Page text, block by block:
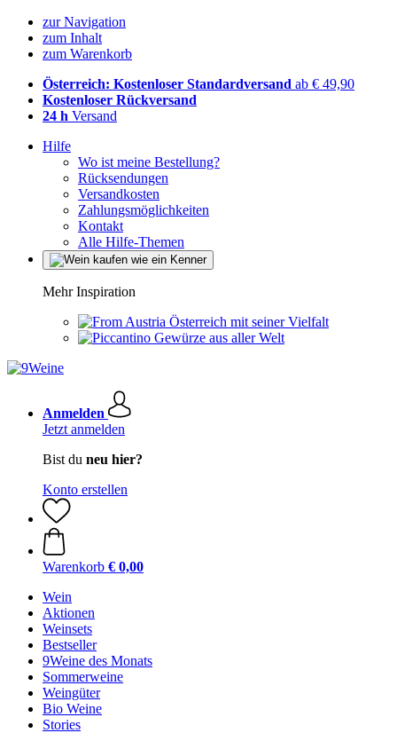
zur Navigation
zum Inhalt
zum Warenkorb
Österreich: Kostenloser Standardversand ab € 49,90
Kostenloser Rückversand
24 h Versand
Hilfe
Wo ist meine Bestellung?
Rücksendungen
Versandkosten
Zahlungsmöglichkeiten
Kontakt
Alle Hilfe-Themen
Mehr Inspiration
Österreich mit seiner Vielfalt
Gewürze aus aller Welt
Anmelden
Jetzt anmelden
Bist du neu hier?
Konto erstellen
Warenkorb € 0,00
Wein
Aktionen
Weinsets
Bestseller
9Weine des Monats
Sommerweine
Weingüter
Bio Weine
Stories